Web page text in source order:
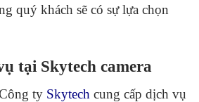
quý khách sẽ có sự lựa chọn
tại Skytech camera
tySkytech cung cấp dịch vụ